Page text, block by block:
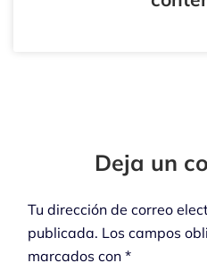
Deja un
Tu dirección de correo
publicada. Los campos
marcados con *